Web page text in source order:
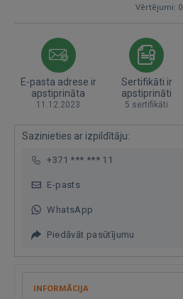
Vērtējumi: 0
E-pasta adrese ir
apstiprināta
11.12.2023
Sertifikāti ir
apstiprināti
5 sertifikāti
Sazinieties ar izpildītāju:
+371 *** *** 11
E-pasts
WhatsApp
Piedāvāt pasūtījumu
INFORMĀCIJA